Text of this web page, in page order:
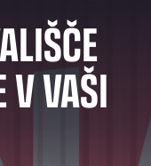
V VAŠI